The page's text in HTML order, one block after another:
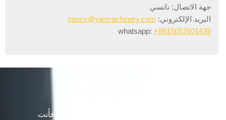
جهة الاتصال: نانسي
البريد الإلكتروني: nancy@viemachinery.com
whatsapp: +8615057601439
أنت بحاجة إلى أكثر من مجرد آلة جودة واحدة ، فأنت